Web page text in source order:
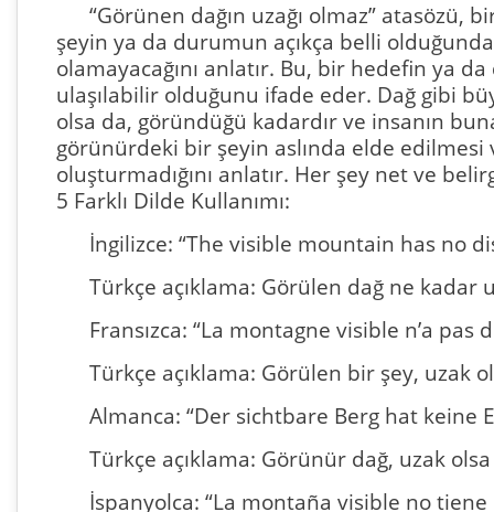
“Görünen dağın uzağı olmaz” atasözü,
şeyin ya da durumun açıkça belli
olamayacağını anlatır. Bu, bir hedefin ya
ulaşılabilir olduğunu ifade eder. Dağ gibi
olsa da, göründüğü kadardır ve insanın
görünürdeki bir şeyin aslında elde edilmesi
oluşturmadığını anlatır. Her şey net ve
5 Farklı Dilde Kullanımı:
İngilizce: “The visible mountain has no
Türkçe açıklama: Görülen dağ ne kadar
Fransızca: “La montagne visible n’a pas
Türkçe açıklama: Görülen bir şey, uzak
Almanca: “Der sichtbare Berg hat keine
Türkçe açıklama: Görünür dağ, uzak
İspanyolca: “La montaña visible no tiene